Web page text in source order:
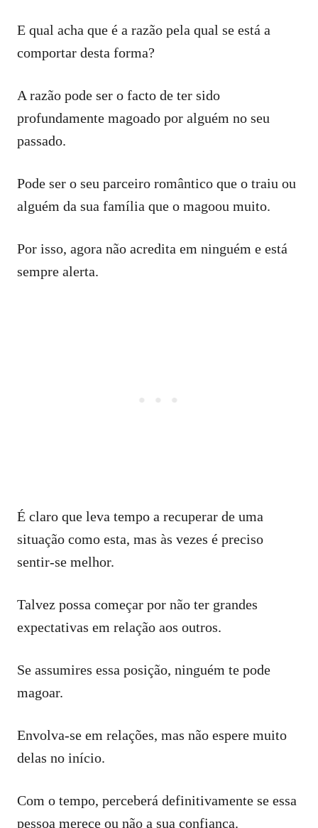
E qual acha que é a razão pela qual se está a
comportar desta forma?
A razão pode ser o facto de ter sido
profundamente magoado por alguém no seu
passado.
Pode ser o seu parceiro romântico que o traiu ou
alguém da sua família que o magoou muito.
Por isso, agora não acredita em ninguém e está
sempre alerta.
É claro que leva tempo a recuperar de uma
situação como esta, mas às vezes é preciso
sentir-se melhor.
Talvez possa começar por não ter grandes
expectativas em relação aos outros.
Se assumires essa posição, ninguém te pode
magoar.
Envolva-se em relações, mas não espere muito
delas no início.
Com o tempo, perceberá definitivamente se essa
pessoa merece ou não a sua confiança.